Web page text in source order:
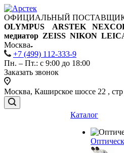
ОФИЦИАЛЬНЫЙ
OLYMPUS ARSTEK
медиатор ZEISS NIKON
Москва
+7 (499) 112-333-9
Пн. – Пт.: с 9:00 до 18:00
Заказать звонок
Москва, Каширское шоссе 22 ,
Каталог